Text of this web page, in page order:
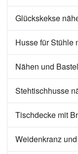
Glückskekse
Husse für Stühle
Nähen und
Stehtischhusse
Tischdecke mit
Weidenkranz